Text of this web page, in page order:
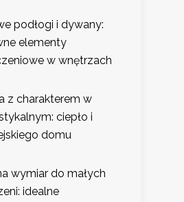
podłogi i dywany:
elementy
w wnętrzach
z charakterem w
ciepło i
domu
wymiar do małych
idealne